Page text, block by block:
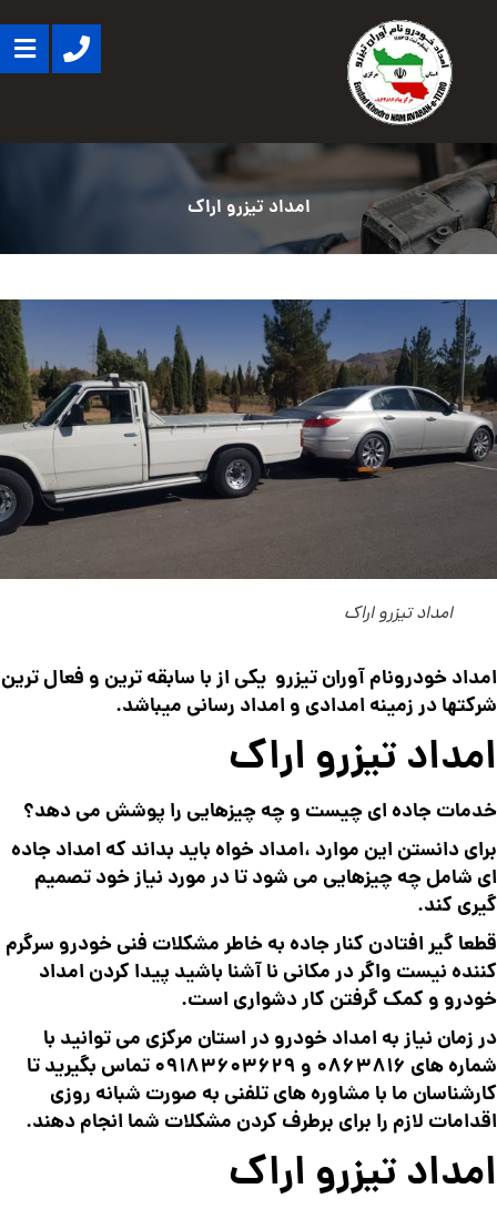
امداد تیزرو اراک
امداد تیزرو اراک
امداد خودرونام آوران تیزرو یکی از با سابقه ترین و فعال ترین
شرکتها در زمینه امدادی و امداد رسانی میباشد.
امداد تیزرو اراک
خدمات جاده ای چیست و چه چیزهایی را پوشش می دهد؟
برای دانستن این موارد ،امداد خواه باید بداند که امداد جاده
ای شامل چه چیزهایی می شود تا در مورد نیاز خود تصمیم
گیری کند.
قطعا گیر افتادن کنار جاده به خاطر مشکلات فنی خودرو سرگرم
کننده نیست واگر در مکانی نا آشنا باشید پیدا کردن امداد
خودرو و کمک گرفتن کار دشواری است.
در زمان نیاز به امداد خودرو در استان مرکزی می توانید با
شماره های 0863816 و 09183603629تماس بگیرید تا
کارشناسان ما با مشاوره های تلفنی به صورت شبانه روزی
اقدامات لازم را برای برطرف کردن مشکلات شما انجام دهند.
امداد تیزرو اراک